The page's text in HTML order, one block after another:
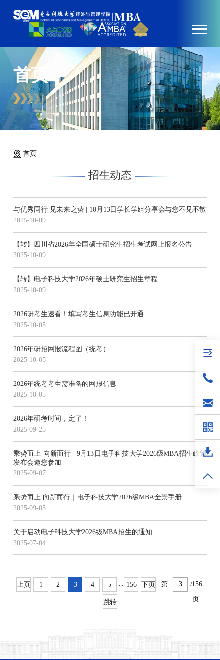
首页
首页
招生动态
与优秀同行 见未来之势 | 10月13日学长学姐分享会与您不见不散
2025-10-09
【转】四川省2026年全国硕士研究生招生考试网上报名公告
2025-10-09
【转】电子科技大学2026年硕士研究生招生章程
2025-10-09
2026研考生速看！填写考生信息功能已开通
2025-10-05
2026年研招网报流程图（统考）
2025-10-05
2026年统考考生需准备的网报信息
2025-10-05
2026年研考时间，定了！
2025-09-25
乘势而上 向新而行 | 9月13日电子科技大学2026级MBA招生政策
发布会邀您参加
2025-09-07
乘势而上 向新而行｜电子科技大学2026级MBA全景手册
2025-09-05
关于启动电子科技大学2026级MBA招生的通知
2025-07-04
上页 1 2 3 4 5 156 下页 第
/156
页
跳转